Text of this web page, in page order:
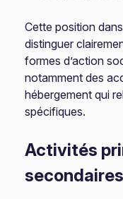
Cette position
distinguer
formes d’action
notamment des
hébergement qui
spécifiques.
Activités